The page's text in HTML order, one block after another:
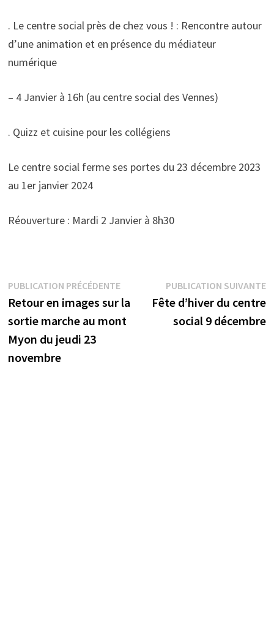
. Le centre social près de chez vous ! : Rencontre autour
d’une animation et en présence du médiateur
numérique
– 4 Janvier à 16h (au centre social des Vennes)
. Quizz et cuisine pour les collégiens
Le centre social ferme ses portes du 23 décembre 2023
au 1er janvier 2024
Réouverture : Mardi 2 Janvier à 8h30
Navigation
de
l’article
PUBLICATION PRÉCÉDENTEPublication
précédente :
Retour en images sur la
sortie marche au mont
Myon du jeudi 23
novembre
PUBLICATION SUIVANTE
Fête d’hiver du centre
social 9 décembre